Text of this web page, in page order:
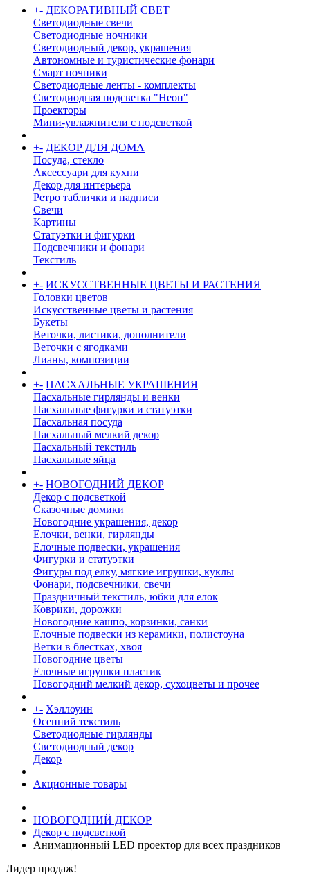
+- ДЕКОРАТИВНЫЙ СВЕТ
Светодиодные свечи
Светодиодные ночники
Светодиодный декор, украшения
Автономные и туристические фонари
Смарт ночники
Светодиодные ленты - комплекты
Светодиодная подсветка "Неон"
Проекторы
Мини-увлажнители с подсветкой
+- ДЕКОР ДЛЯ ДОМА
Посуда, стекло
Аксессуари для кухни
Декор для интерьера
Ретро таблички и надписи
Свечи
Картины
Статуэтки и фигурки
Подсвечники и фонари
Текстиль
+- ИСКУССТВЕННЫЕ ЦВЕТЫ И РАСТЕНИЯ
Головки цветов
Искусственные цветы и растения
Букеты
Веточки, листики, дополнители
Веточки с ягодками
Лианы, композиции
+- ПАСХАЛЬНЫЕ УКРАШЕНИЯ
Пасхальные гирлянды и венки
Пасхальные фигурки и статуэтки
Пасхальная посуда
Пасхальный мелкий декор
Пасхальный текстиль
Пасхальные яйца
+- НОВОГОДНИЙ ДЕКОР
Декор с подсветкой
Сказочные домики
Новогодние украшения, декор
Елочки, венки, гирлянды
Елочные подвески, украшения
Фигурки и статуэтки
Фигуры под елку, мягкие игрушки, куклы
Фонари, подсвечники, свечи
Праздничный текстиль, юбки для елок
Коврики, дорожки
Новогодние кашпо, корзинки, санки
Елочные подвески из керамики, полистоуна
Ветки в блестках, хвоя
Новогодние цветы
Елочные игрушки пластик
Новогодний мелкий декор, сухоцветы и прочее
+- Хэллоуин
Осенний текстиль
Светодиодные гирлянды
Светодиодный декор
Декор
Акционные товары
НОВОГОДНИЙ ДЕКОР
Декор с подсветкой
Анимационный LED проектор для всех праздников
Лидер продаж!